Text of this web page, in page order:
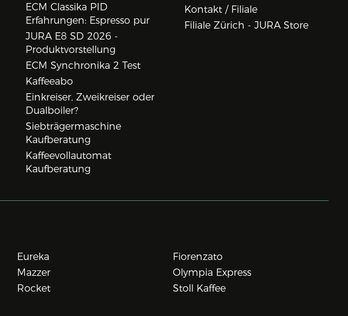
ECM Classika PID
Erfahrungen: Espresso pur
JURA E8 SD 2026 -
Produktvorstellung
ECM Synchronika 2 Test
Kaffeeabo
Einkreiser, Zweikreiser oder
Dualboiler?
Siebträgermaschine
Kaufberatung
Kaffeevollautomat
Kaufberatung
Kontakt / Filiale
Filiale Zürich - JURA Store
Eureka
Fiorenzato
Mazzer
Olympia Express
Rocket
Stoll Kaffee